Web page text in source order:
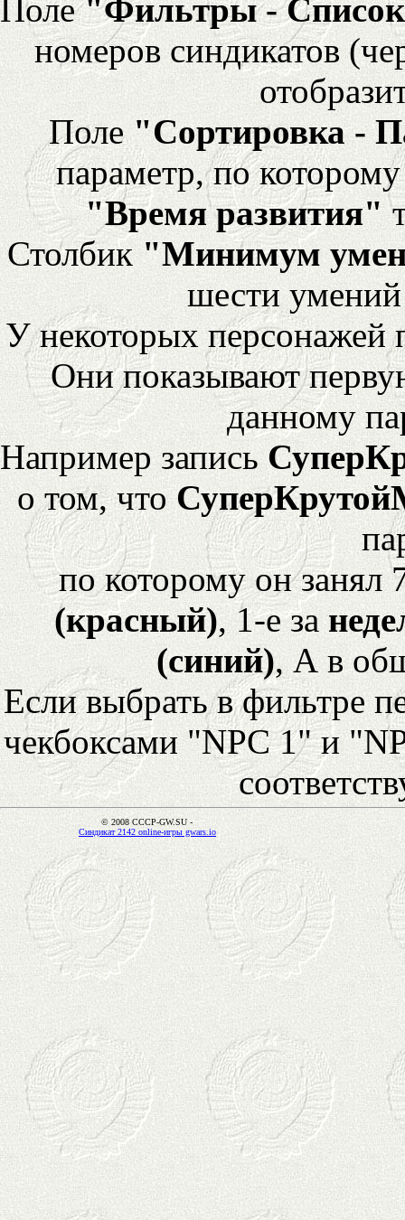
Поле"Фильтры - Список
номеров синдикатов
Поле"Сортировка -
параметр, по
"Время развития"
Столбик"Минимум
шести
У некоторых персонажей
Они показывают
данному
Например запись
о том, что
по которому он
(красный), 1-е за
(синий), А в
Если выбрать в фильтре
чекбоксами "NPC 1" и
© 2008 CCCP-GW.SU -
Синдикат 2142 online-игры gwars.io